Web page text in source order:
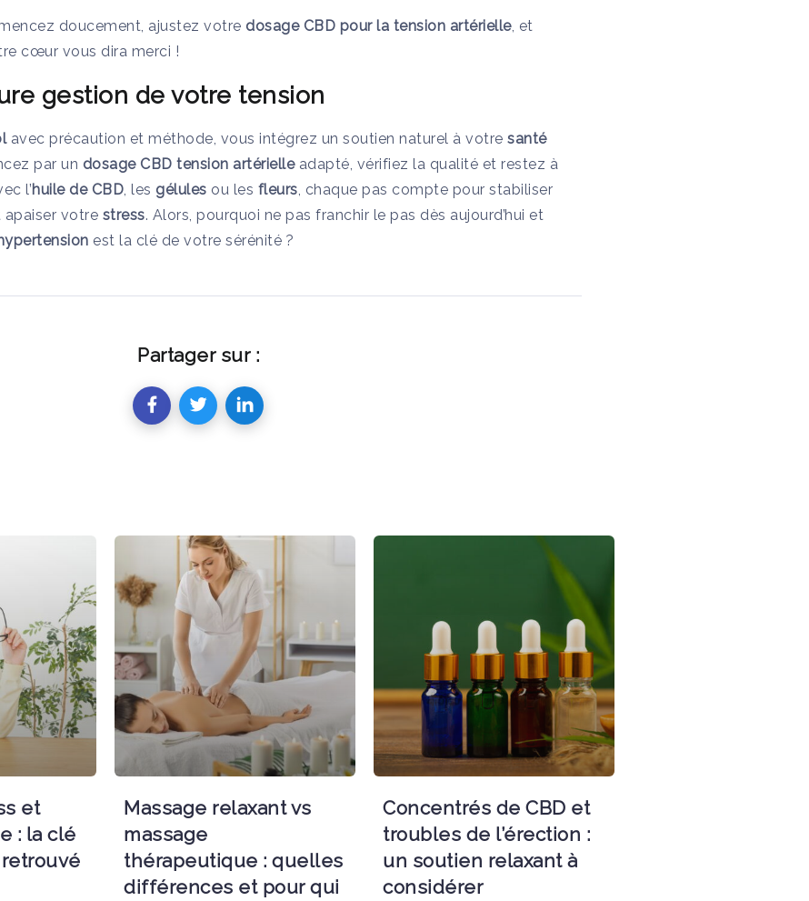
doucement, ajustez votre dosage CBD pour la tension artérielle, et
cœur vous dira merci !
gestion de votre tension
avec précaution et méthode, vous intégrez un soutien naturel à votresanté
par un dosage CBD tension artérielleadapté, vérifiez la qualité et restez à
l’huile de CBD , les gélules ou les fleurs , chaque pas compte pour stabiliser
votre stress. Alors, pourquoi ne pas franchir le pas dès aujourd’hui et
est la clé de votre sérénité ?
Partager sur :
et
: la clé
Massage relaxant vs
massage
thérapeutique : quelles
différences et pour qui
Concentrés de CBD et
troubles de l’érection :
un soutien relaxant à
considérer